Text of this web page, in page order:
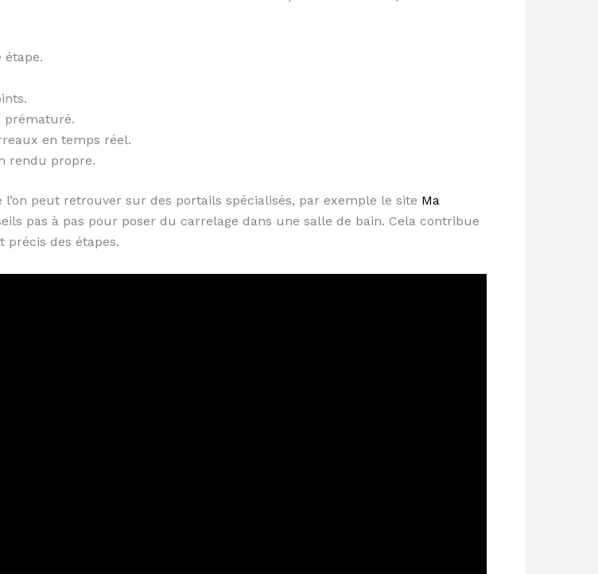
prématuré.
en temps réel.
rendu propre.
peut retrouver sur des portails spécialisés, par exemple le site Ma
pas à pas pour poser du carrelage dans une salle de bain. Cela contribue
précis des étapes.